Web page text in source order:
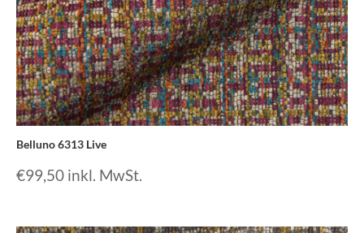
Belluno 6313 Live
€99,50 inkl. MwSt.